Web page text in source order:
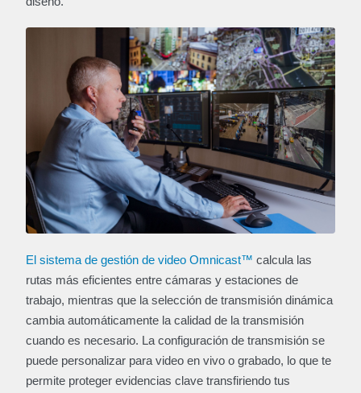
El sistema de gestión de video Omnicast™ calcula las
rutas más eficientes entre cámaras y estaciones de
trabajo, mientras que la selección de transmisión dinámica
cambia automáticamente la calidad de la transmisión
cuando es necesario. La configuración de transmisión se
puede personalizar para video en vivo o grabado, lo que te
permite proteger evidencias clave transfiriendo tus